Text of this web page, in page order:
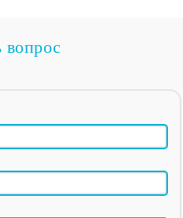
вопрос